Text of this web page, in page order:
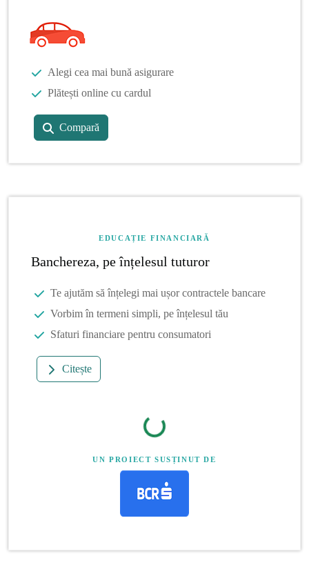
Alegi cea mai bună asigurare
Plătești online cu cardul
Compară
EDUCAȚIE FINANCIARĂ
Banchereza, pe înțelesul tuturor
Te ajutăm să înțelegi mai ușor contractele bancare
Vorbim în termeni simpli, pe înțelesul tău
Sfaturi financiare pentru consumatori
Citește
UN PROIECT SUSȚINUT DE